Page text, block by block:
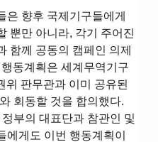
은 향후 국제기구들에게
뿐만 아니라, 각기 주어진
함께 공동의 캠페인 의제
동계획은 세계무역기구
위 판무관과 이미 공유된
회동할 것을 합의했다.
부의 대표단과 참관인 및
에게도 이번 행동계획이